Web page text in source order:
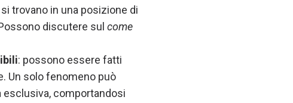
trovano in una posizione di
discutere sul come
: possono essere fatti
Un solo fenomeno può
esclusiva, comportandosi